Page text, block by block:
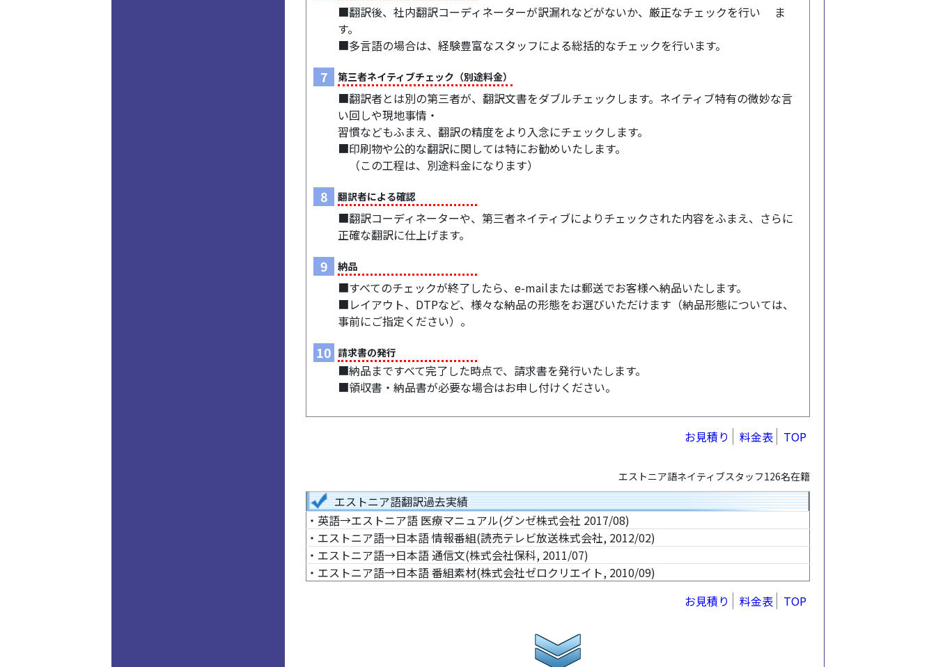
■翻訳後、社内翻訳コーディネーターが訳漏れなどがないか、厳正なチェックを行い ま
す。
■多言語の場合は、経験豊富なスタッフによる総括的なチェックを行います。
7 第三者ネイティブチェック（別途料金）
■翻訳者とは別の第三者が、翻訳文書をダブルチェックします。ネイティブ特有の微妙な言
い回しや現地事情・
習慣などもふまえ、翻訳の精度をより入念にチェックします。
■印刷物や公的な翻訳に関しては特にお勧めいたします。
（この工程は、別途料金になります）
8 翻訳者による確認
■翻訳コーディネーターや、第三者ネイティブによりチェックされた内容をふまえ、さらに
正確な翻訳に仕上げます。
9 納品
■すべてのチェックが終了したら、e-mailまたは郵送でお客様へ納品いたします。
■レイアウト、DTPなど、様々な納品の形態をお選びいただけます（納品形態については、
事前にご指定ください）。
10 請求書の発行
■納品まですべて完了した時点で、請求書を発行いたします。
■領収書・納品書が必要な場合はお申し付けください。
お見積り 料金表 TOP
エストニア語ネイティブスタッフ126名在籍
エストニア語翻訳過去実績
・英語→エストニア語 医療マニュアル(グンゼ株式会社 2017/08)
・エストニア語→日本語 情報番組(読売テレビ放送株式会社, 2012/02)
・エストニア語→日本語 通信文(株式会社保科, 2011/07)
・エストニア語→日本語 番組素材(株式会社ゼロクリエイト, 2010/09)
お見積り
料金表 TOP